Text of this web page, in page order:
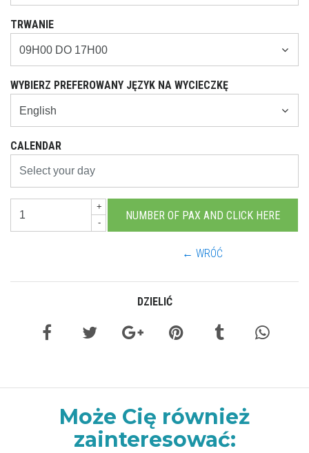
TRWANIE
WYBIERZ PREFEROWANY JĘZYK NA WYCIECZKĘ
CALENDAR
+
-
← WRÓĆ
DZIELIĆ
Może Cię również
zainteresować: